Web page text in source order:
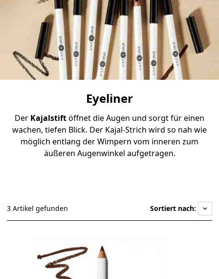
Eyeliner
Der Kajalstiftöffnet die Augen und sorgt für einen
wachen, tiefen Blick. Der Kajal-Strich wird so nah wie
möglich entlang der Wimpern vom inneren zum
äußeren Augenwinkel aufgetragen.
3 Artikel gefunden Sortiert nach: keyboard_arrow_down